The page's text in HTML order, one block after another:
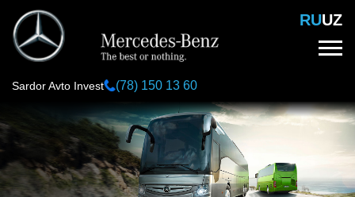
Перейти
основному
содержанию
RUUZ
Sardor Avto Invest (78) 150 13 60